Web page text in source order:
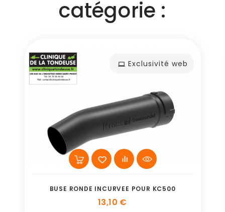
catégorie :
Exclusivité web
BUSE RONDE INCURVEE POUR KC500
13,10 €